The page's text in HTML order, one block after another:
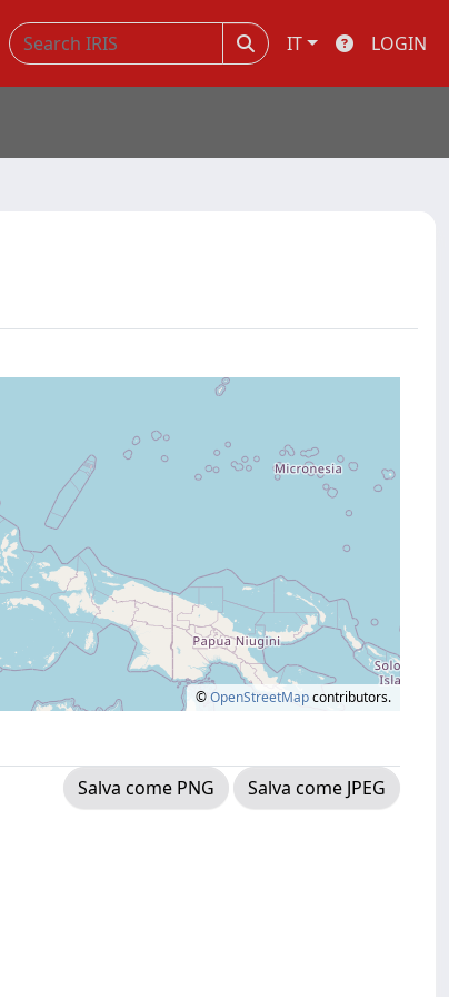
IT LOGIN
©OpenStreetMapcontributors.
Salva come PNG
Salva come JPEG